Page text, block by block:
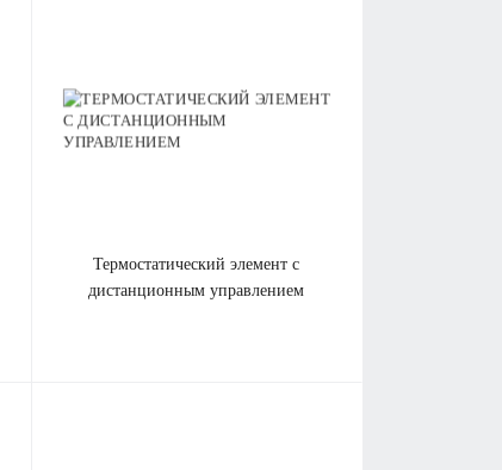
термостатический элемент c
дистанционным управлением